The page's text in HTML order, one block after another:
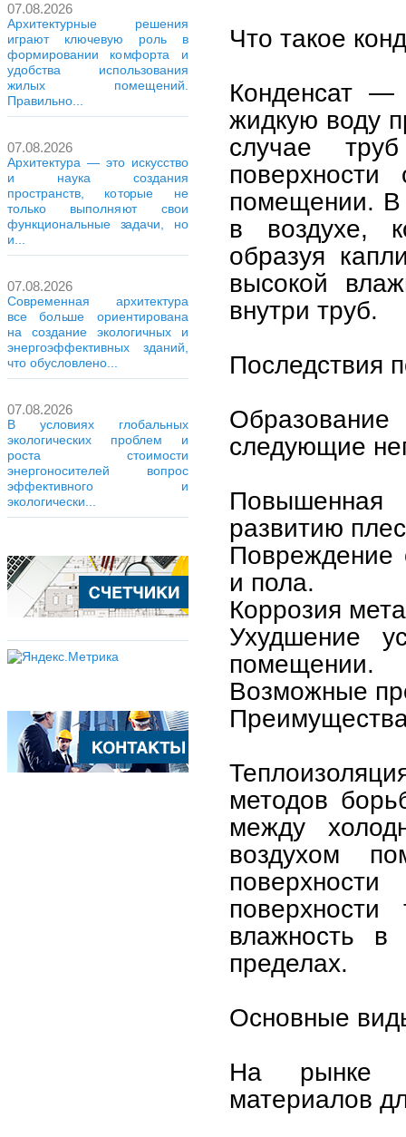
07.08.2026
Архитектурные решения
играют ключевую роль в
формировании комфорта и
удобства использования
жилых помещений.
Правильно...
07.08.2026
Архитектура — это искусство
и наука создания
пространств, которые не
только выполняют свои
функциональные задачи, но
и...
07.08.2026
Современная архитектура
все больше ориентирована
на создание экологичных и
энергоэффективных зданий,
что обусловлено...
07.08.2026
В условиях глобальных
экологических проблем и
роста стоимости
энергоносителей вопрос
эффективного и
экологически...
Что такое
Конденсат —
жидкую воду
случае
помещении. В
в воздухе,
образуя
высокой
внутри труб.
Последствия
следующие
Повышенная
развитию
Повреждение
и пола.
Коррозия
Ухудшение
помещении.
Возможные
методов
между
воздухом
влажность в
пределах.
Основные
На рынке
материалов